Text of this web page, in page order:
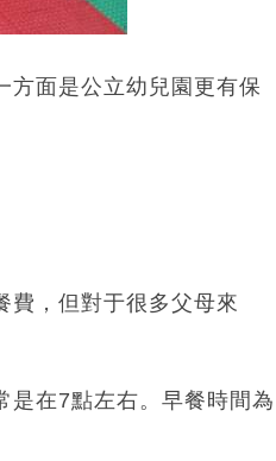
方面是公立幼兒園更有保
費，但對于很多父母來
是在7點左右。早餐時間為